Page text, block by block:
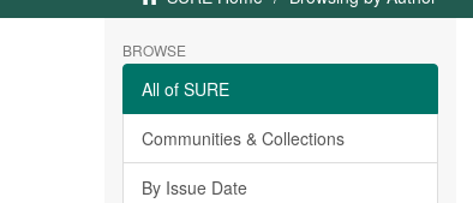
BROWSE
All of SURE
Communities & Collections
By Issue Date